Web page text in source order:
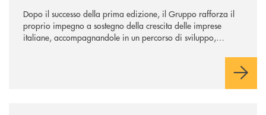
Dopo il successo della prima edizione, il Gruppo rafforza il
proprio impegno a sostegno della crescita delle imprese
italiane, accompagnandole in un percorso di sviluppo,